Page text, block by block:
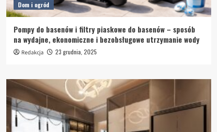
Dom i ogród
Pompy do basenów i filtry piaskowe do basenów – sposób
na wydajne, ekonomiczne i bezobsługowe utrzymanie wody
Redakcja 23 grudnia, 2025